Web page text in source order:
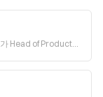
Head of Product